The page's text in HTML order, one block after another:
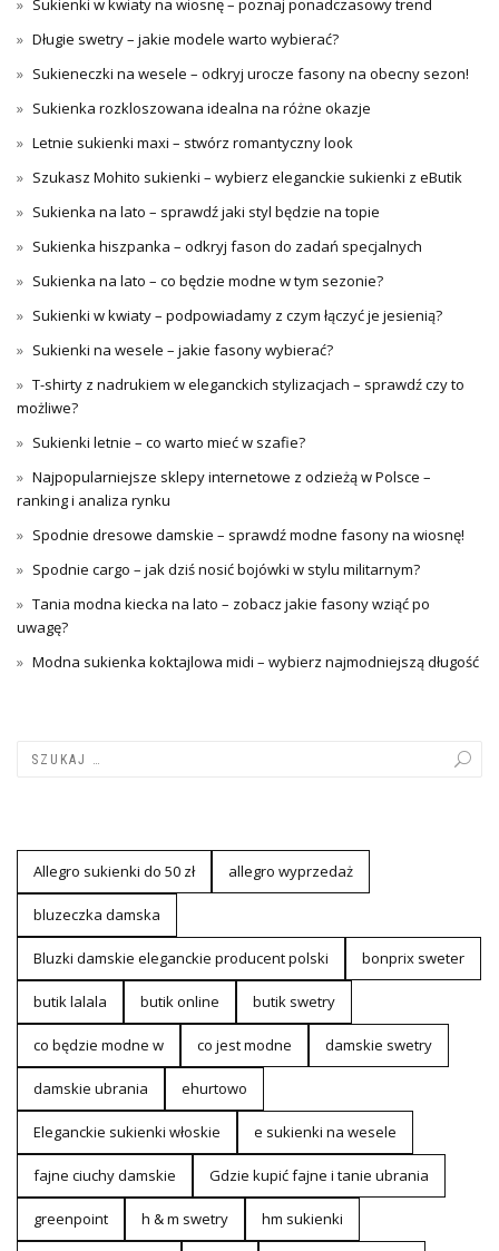
Sukienki w kwiaty na wiosnę – poznaj ponadczasowy trend
Długie swetry – jakie modele warto wybierać?
Sukieneczki na wesele – odkryj urocze fasony na obecny sezon!
Sukienka rozkloszowana idealna na różne okazje
Letnie sukienki maxi – stwórz romantyczny look
Szukasz Mohito sukienki – wybierz eleganckie sukienki z eButik
Sukienka na lato – sprawdź jaki styl będzie na topie
Sukienka hiszpanka – odkryj fason do zadań specjalnych
Sukienka na lato – co będzie modne w tym sezonie?
Sukienki w kwiaty – podpowiadamy z czym łączyć je jesienią?
Sukienki na wesele – jakie fasony wybierać?
T-shirty z nadrukiem w eleganckich stylizacjach – sprawdź czy to
możliwe?
Sukienki letnie – co warto mieć w szafie?
Najpopularniejsze sklepy internetowe z odzieżą w Polsce –
ranking i analiza rynku
Spodnie dresowe damskie – sprawdź modne fasony na wiosnę!
Spodnie cargo – jak dziś nosić bojówki w stylu militarnym?
Tania modna kiecka na lato – zobacz jakie fasony wziąć po
uwagę?
Modna sukienka koktajlowa midi – wybierz najmodniejszą długość
Allegro sukienki do 50 zł allegro wyprzedaż
bluzeczka damska
Bluzki damskie eleganckie producent polski bonprix sweter
butik lalala butik online butik swetry
co będzie modne w co jest modne damskie swetry
damskie ubrania ehurtowo
Eleganckie sukienki włoskie e sukienki na wesele
fajne ciuchy damskie Gdzie kupić fajne i tanie ubrania
greenpoint h & m swetry hm sukienki